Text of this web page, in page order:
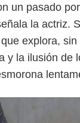
un pasado
la actriz.
explora, sin
y la ilusión de